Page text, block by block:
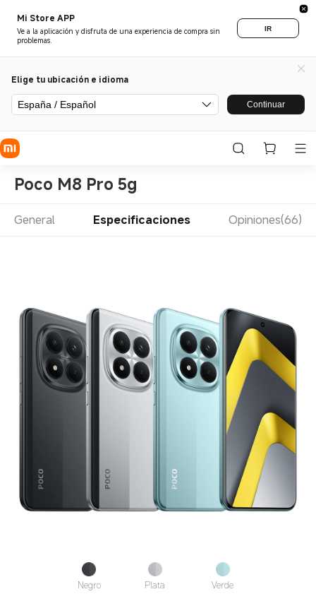
Mi Store APP
Ve a la aplicación y disfruta de una experiencia de compra sin
problemas.
IR
Elige tu ubicación e idioma
España / Español Continuar
Poco M8 Pro 5g
General Especificaciones Opiniones(66)
Negro Plata Verde